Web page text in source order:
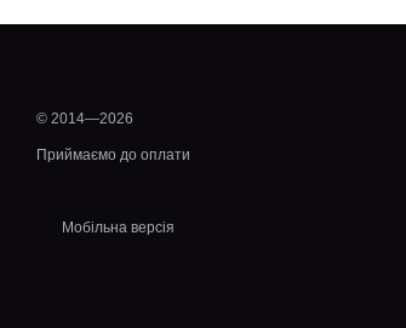
© 2014—2026
Приймаємо до оплати
Мобільна версія